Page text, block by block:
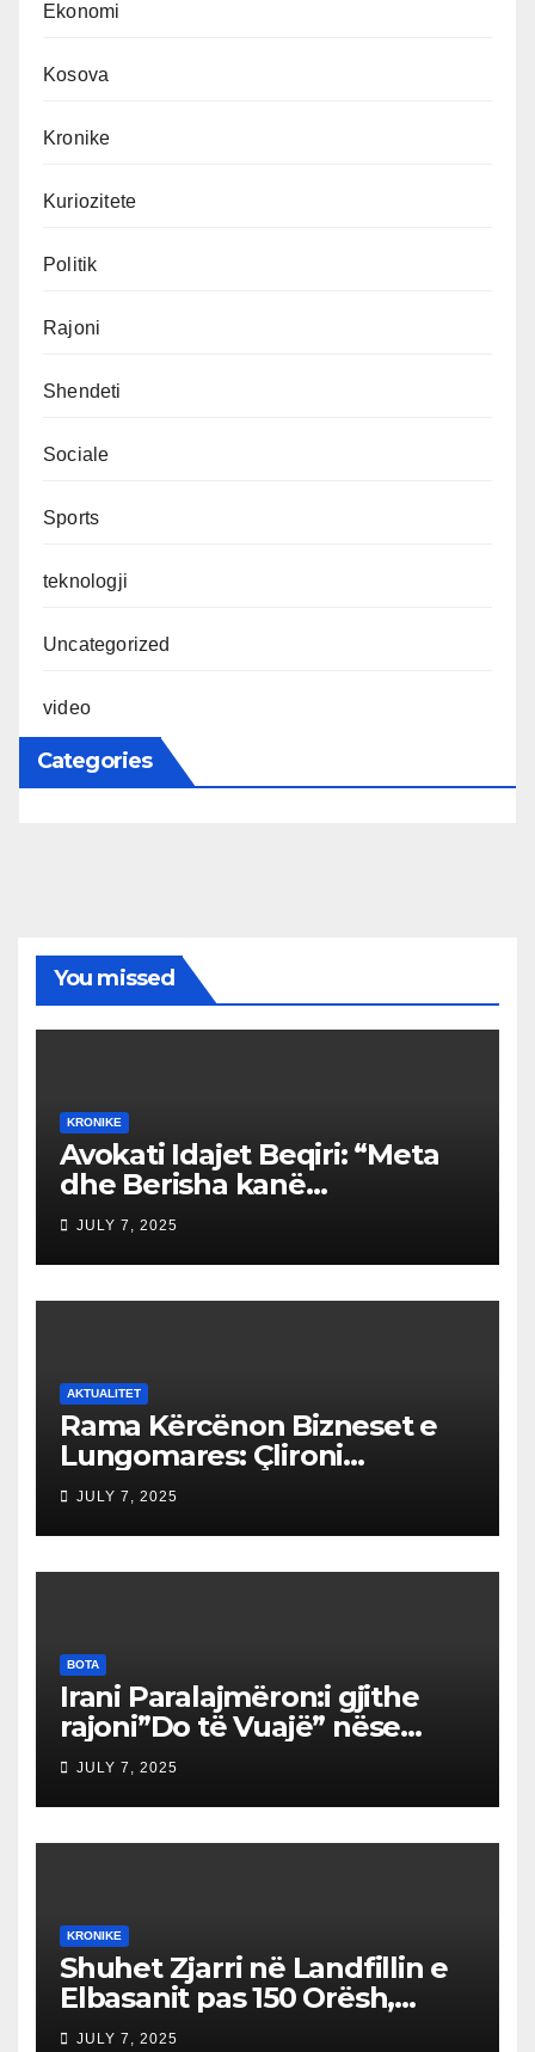
Ekonomi
Kosova
Kronike
Kuriozitete
Politik
Rajoni
Shendeti
Sociale
Sports
teknologji
Uncategorized
video
Categories
You missed
KRONIKE
Avokati Idajet Beqiri: “Meta
dhe Berisha kanë
përvetësuar 200 miliardë
euro, kanë bërë batërdinë në
këtë vend”
JULY 7, 2025
AKTUALITET
Rama Kërcënon Bizneset e
Lungomares: Çlironi
Trotuaret ose do të
Ndërhyjmë!”Trotuaret janë
për qytetarët, jo për
barrikada!”
JULY 7, 2025
BOTA
Irani Paralajmëron:i gjithe
rajoni”Do të Vuajë” nëse
Izraeli Nuk Mbahet
Përgjegjës
JULY 7, 2025
KRONIKE
Shuhet Zjarri në Landfillin e
Elbasanit pas 150 Orësh,
Fillon Vlerësimi i Dëmeve
JULY 7, 2025